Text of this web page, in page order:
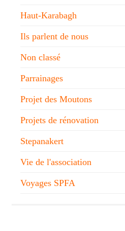
Haut-Karabagh
Ils parlent de nous
Non classé
Parrainages
Projet des Moutons
Projets de rénovation
Stepanakert
Vie de l'association
Voyages SPFA